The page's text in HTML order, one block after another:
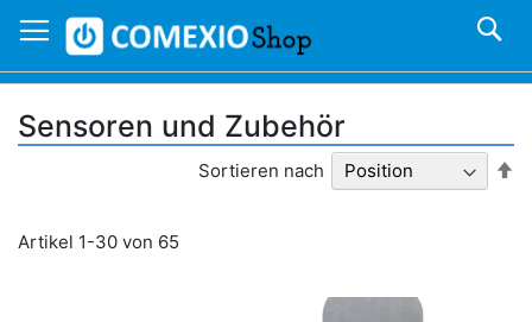
Inhalt
Sensoren und Zubehör
Artikel 1-30 von 65
Sortieren nach